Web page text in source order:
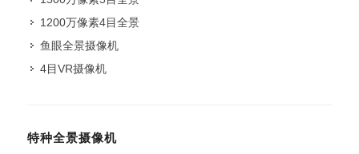
1200万像素4目全景
鱼眼全景摄像机
4目VR摄像机
特种全景摄像机